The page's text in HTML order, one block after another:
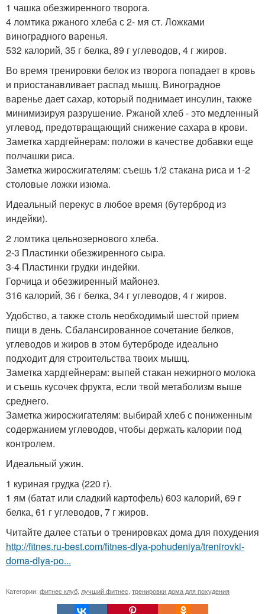
1 чашка обезжиренного творога.
4 ломтика ржаного хлеба с 2- мя ст. Ложками
виноградного варенья.
532 калорий, 35 г белка, 89 г углеводов, 4 г жиров.
Во время тренировки белок из творога попадает в кровь
и приостанавливает распад мышц. Виноградное
варенье дает сахар, который поднимает инсулин, также
минимизируя разрушение. Ржаной хлеб - это медленный
углевод, предотвращающий снижение сахара в крови.
Заметка хардгейнерам: положи в качестве добавки еще
полчашки риса.
Заметка жиросжигателям: съешь 1/2 стакана риса и 1-2
столовые ложки изюма.
Идеальный перекус в любое время (бутерброд из
индейки).
2 ломтика цельнозернового хлеба.
2-3 Пластинки обезжиренного сыра.
3-4 Пластинки грудки индейки.
Горчица и обезжиренный майонез.
316 калорий, 36 г белка, 34 г углеводов, 4 г жиров.
Удобство, а также столь необходимый шестой прием
пищи в день. Сбалансированное сочетание белков,
углеводов и жиров в этом бутерброде идеально
подходит для строительства твоих мышц.
Заметка хардгейнерам: выпей стакан нежирного молока
и съешь кусочек фрукта, если твой метаболизм выше
среднего.
Заметка жиросжигателям: выбирай хлеб с пониженным
содержанием углеводов, чтобы держать калории под
контролем.
Идеальный ужин.
1 куриная грудка (220 г).
1 ям (батат или сладкий картофель) 603 калорий, 69 г
белка, 61 г углеводов, 7 г жиров.
Читайте далее статьи о тренировках дома для похудения
http://fitnes.ru-best.com/fitnes-dlya-pohudeniya/trenirovki-
doma-dlya-po...
Категории: фитнес клуб, лучший фитнес, тренировки дома для похудения